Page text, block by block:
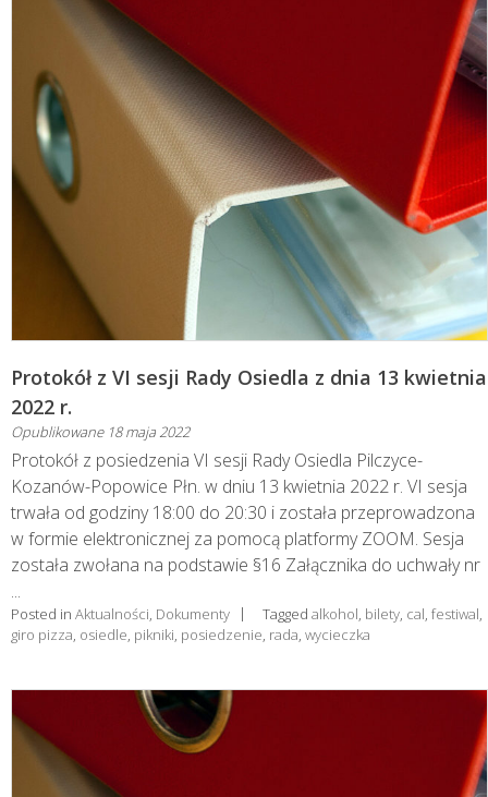
Protokół z VI sesji Rady Osiedla z dnia 13 kwietnia
2022 r.
Opublikowane 18 maja 2022
Protokół z posiedzenia VI sesji Rady Osiedla Pilczyce-
Kozanów-Popowice Płn. w dniu 13 kwietnia 2022 r. VI sesja
trwała od godziny 18:00 do 20:30 i została przeprowadzona
w formie elektronicznej za pomocą platformy ZOOM. Sesja
została zwołana na podstawie §16 Załącznika do uchwały nr
...
Posted in Aktualności Dokumenty Tagged alkohol bilety cal festiwal
giro pizza osiedle pikniki posiedzenie rada wycieczka